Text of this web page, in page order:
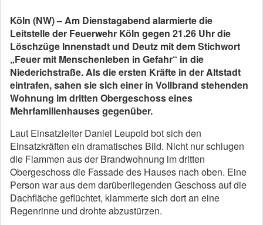
Köln (NW) – Am Dienstagabend alarmierte die
Leitstelle der Feuerwehr Köln gegen 21.26 Uhr die
Löschzüge Innenstadt und Deutz mit dem Stichwort
„Feuer mit Menschenleben in Gefahr“ in die
Niederichstraße. Als die ersten Kräfte in der Altstadt
eintrafen, sahen sie sich einer in Vollbrand stehenden
Wohnung im dritten Obergeschoss eines
Mehrfamilienhauses gegenüber.
Laut Einsatzleiter Daniel Leupold bot sich den
Einsatzkräften ein dramatisches Bild. Nicht nur schlugen
die Flammen aus der Brandwohnung im dritten
Obergeschoss die Fassade des Hauses nach oben. Eine
Person war aus dem darüberliegenden Geschoss auf die
Dachfläche geflüchtet, klammerte sich dort an eine
Regenrinne und drohte abzustürzen.